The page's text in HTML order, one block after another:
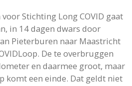
Stichting Long COVID gaat
in 14 dagen dwars door
Pieterburen naar Maastricht
De te overbruggen
en daarmee groot, maar
komt een einde. Dat geldt niet